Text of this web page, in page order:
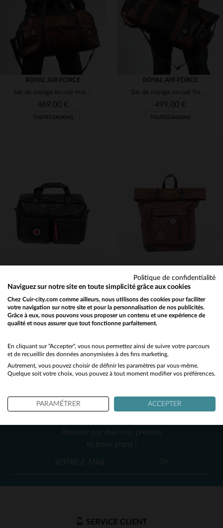
TAILLES DISPONIBLES
ROYAL AIR FORCE
Sac de voyage en cuir marron tortoise avec patchs
469,00 €
TOUTES SAISONS
TU
ROYAL AIR FORCE
Sac de voyage en cuir format 72h marron foncé
499,00 €
TOUTES SAISONS
ROYAL AIR FORCE
Sac de voyage en cuir de la Royal Air Force marron foncé
549,00 €
ROYAL AIR FORCE
Sac à dos en cuir tortoise
314,30 €
Recevez par mail nos promos
et bons plans !
OK
SERVICE CLIENT
Would you like to be redirected to our English site?
No
Yes
Politique de confidentialité
Naviguez sur notre site en toute simplicité grâce aux cookies
Chez Cuir-city.com comme ailleurs, nous utilisons des cookies pour faciliter
votre navigation sur notre site et pour la personnalisation de nos publicités.
Grâce à eux, nous pouvons vous proposer un contenu et une expérience de
qualité et nous assurer que tout fonctionne parfaitement.
En cliquant sur "Accepter", vous nous permettez ainsi de suivre votre parcours
et de recueillir des données anonymisées à des fins marketing.
Autrement, vous pouvez choisir de définir les paramètres par vous-même.
Quelque soit votre choix, vous pouvez à tout moment modifier vos préférences.
PARAMÉTRER ACCEPTER